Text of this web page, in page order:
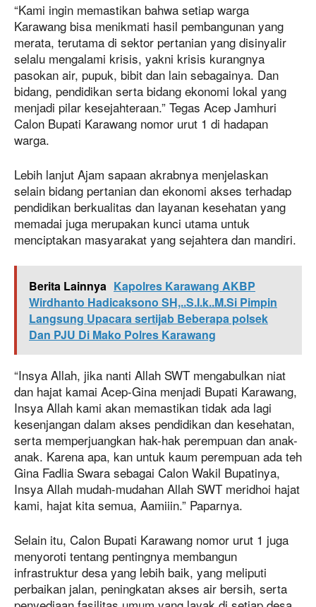
“Kami ingin memastikan bahwa setiap warga
Karawang bisa menikmati hasil pembangunan yang
merata, terutama di sektor pertanian yang disinyalir
selalu mengalami krisis, yakni krisis kurangnya
pasokan air, pupuk, bibit dan lain sebagainya. Dan
bidang, pendidikan serta bidang ekonomi lokal yang
menjadi pilar kesejahteraan.” Tegas Acep Jamhuri
Calon Bupati Karawang nomor urut 1 di hadapan
warga.
Lebih lanjut Ajam sapaan akrabnya menjelaskan
selain bidang pertanian dan ekonomi akses terhadap
pendidikan berkualitas dan layanan kesehatan yang
memadai juga merupakan kunci utama untuk
menciptakan masyarakat yang sejahtera dan mandiri.
Berita Lainnya Kapolres Karawang AKBP
Wirdhanto Hadicaksono SH,..S.I.k..M.Si Pimpin
Langsung Upacara sertijab Beberapa polsek
Dan PJU Di Mako Polres Karawang
“Insya Allah, jika nanti Allah SWT mengabulkan niat
dan hajat kamai Acep-Gina menjadi Bupati Karawang,
Insya Allah kami akan memastikan tidak ada lagi
kesenjangan dalam akses pendidikan dan kesehatan,
serta memperjuangkan hak-hak perempuan dan anak-
anak. Karena apa, kan untuk kaum perempuan ada teh
Gina Fadlia Swara sebagai Calon Wakil Bupatinya,
Insya Allah mudah-mudahan Allah SWT meridhoi hajat
kami, hajat kita semua, Aamiiin.” Paparnya.
Selain itu, Calon Bupati Karawang nomor urut 1 juga
menyoroti tentang pentingnya membangun
infrastruktur desa yang lebih baik, yang meliputi
perbaikan jalan, peningkatan akses air bersih, serta